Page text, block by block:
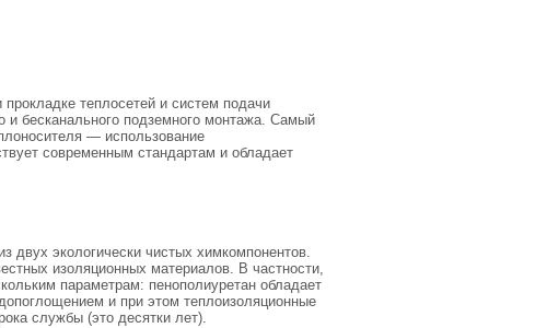
теплосетей и систем подачи
и бесканального подземного монтажа. Самый
— использование
современным стандартам и обладает
двух экологически чистых химкомпонентов.
изоляционных материалов. В частности,
параметрам: пенополиуретан обладает
и при этом теплоизоляционные
службы (это десятки лет).